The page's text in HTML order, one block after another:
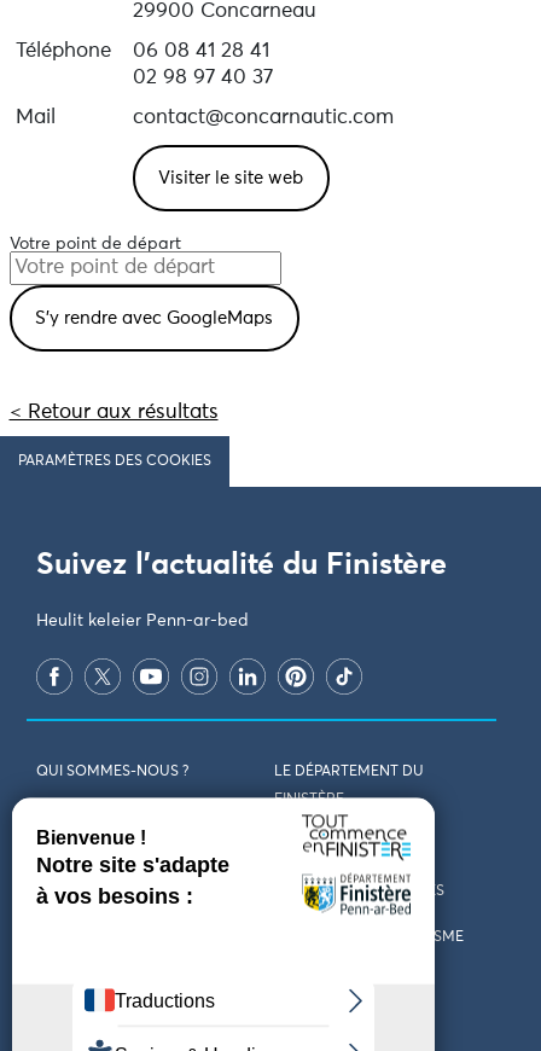
29900 Concarneau
Téléphone
06 08 41 28 41
02 98 97 40 37
Mail
contact@concarnautic.com
Visiter le site web
Votre point de départ
< Retour aux résultats
PARAMÈTRES DES COOKIES
Suivez l'actualité du Finistère
Heulit keleier Penn-ar-bed
QUI SOMMES-NOUS ?
LE DÉPARTEMENT DU
FINISTÈRE
REJOIGNEZ-NOUS VENIR EN FINISTÈRE
CONTACT CARTES ET BROCHURES
LES OFFICES DE TOURISME